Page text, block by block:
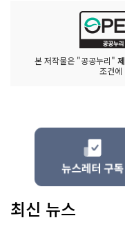
본 저작물은 "공공누리"
조건에
최신 뉴스